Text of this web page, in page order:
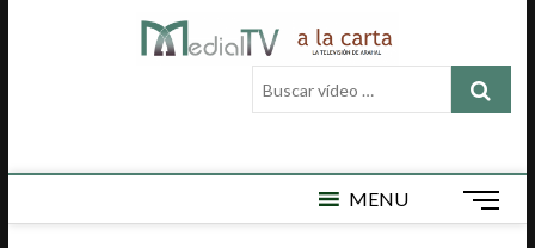
Medial
TV a la
LA TELEVISIÓN
LOCAL DE
ARAHAL, AQUÍ
ACTUALIDAD,
DEPORTES,
CULTURA,
Buscar
vídeo
MENU
B
o